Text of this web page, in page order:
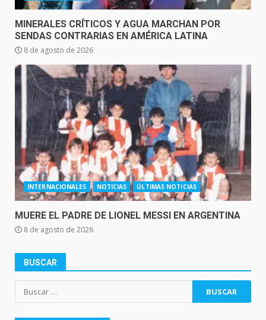
MINERALES CRÍTICOS Y AGUA MARCHAN POR
SENDAS CONTRARIAS EN AMÉRICA LATINA
8 de agosto de 2026
INTERNACIONALES NOTICIAS ÚLTIMAS NOTICIAS
MUERE EL PADRE DE LIONEL MESSI EN ARGENTINA
8 de agosto de 2026
BUSCAR
Buscar: